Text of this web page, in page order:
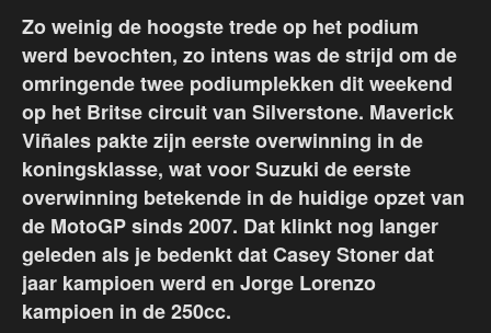
Zo weinig de hoogste trede op het podium
werd bevochten, zo intens was de strijd om de
omringende twee podiumplekken dit weekend
op het Britse circuit van Silverstone. Maverick
Viñales pakte zijn eerste overwinning in de
koningsklasse, wat voor Suzuki de eerste
overwinning betekende in de huidige opzet van
de MotoGP sinds 2007. Dat klinkt nog langer
geleden als je bedenkt dat Casey Stoner dat
jaar kampioen werd en Jorge Lorenzo
kampioen in de 250cc.